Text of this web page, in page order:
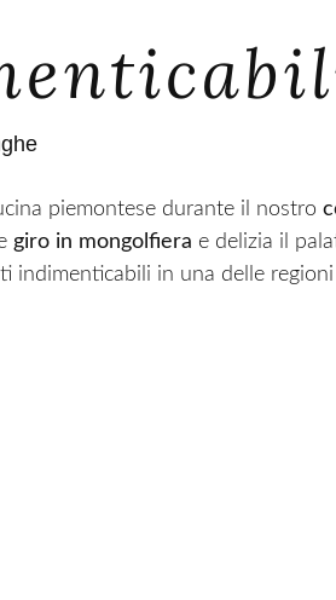
piemontese durante il nostro
giro in mongolfiera e delizia il
in una delle